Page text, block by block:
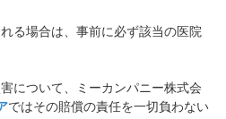
る場合は、事前に必ず該当の医院
について、ミーカンパニー株式会
ではその賠償の責任を一切負わない